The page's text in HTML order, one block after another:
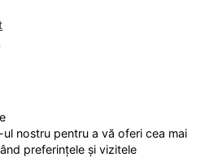
nostru pentru a vă oferi cea mai
preferințele și vizitele